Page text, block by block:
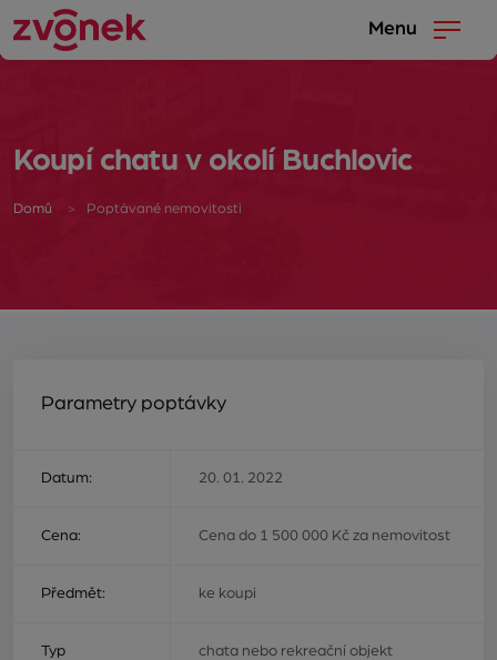
Menu
Koupí chatu v okolí Buchlovic
Domů Poptávané nemovitosti
Parametry poptávky
Datum: 20. 01. 2022
Cena: Cena do 1 500 000 Kč za nemovitost
Předmět: ke koupi
Typ
chata nebo rekreační objekt